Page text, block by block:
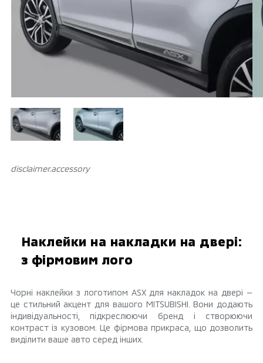
disclaimer.аccessory
Наклейки на накладки на двері:
з фірмовим лого
Чорні наклейки з логотипом ASX для накладок на двері —
це стильний акцент для вашого MITSUBISHI. Вони додають
індивідуальності, підкреслюючи бренд і створюючи
контраст із кузовом. Це фірмова прикраса, що дозволить
виділити ваше авто серед інших.